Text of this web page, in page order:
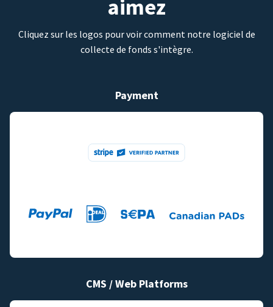
aimez
Cliquez sur les logos pour voir comment notre logiciel de
collecte de fonds s'intègre.
Payment
CMS / Web Platforms